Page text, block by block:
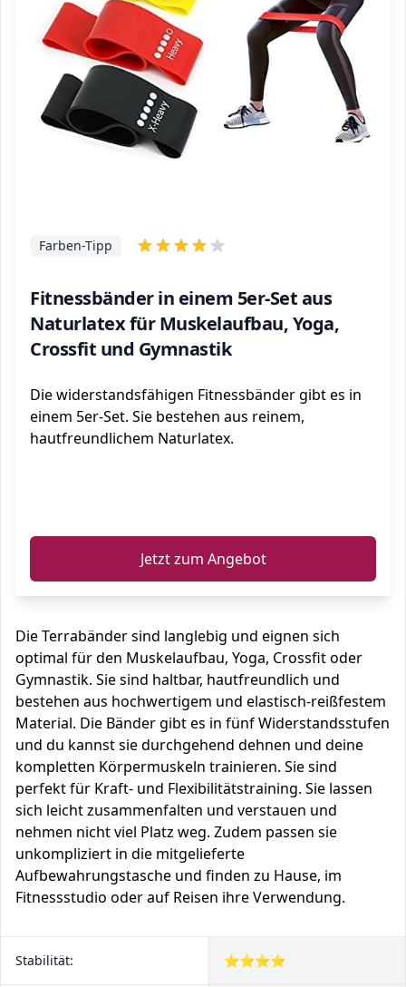
Fitnessbänder in einem 5er-Set aus
Naturlatex für Muskelaufbau, Yoga,
Crossfit und Gymnastik
Farben-Tipp
Die widerstandsfähigen Fitnessbänder gibt es in
einem 5er-Set. Sie bestehen aus reinem,
hautfreundlichem Naturlatex.
Jetzt zum Angebot
Die Terrabänder sind langlebig und eignen sich
optimal für den Muskelaufbau, Yoga, Crossfit oder
Gymnastik. Sie sind haltbar, hautfreundlich und
bestehen aus hochwertigem und elastisch-reißfestem
Material. Die Bänder gibt es in fünf Widerstandsstufen
und du kannst sie durchgehend dehnen und deine
kompletten Körpermuskeln trainieren. Sie sind
perfekt für Kraft- und Flexibilitätstraining. Sie lassen
sich leicht zusammenfalten und verstauen und
nehmen nicht viel Platz weg. Zudem passen sie
unkompliziert in die mitgelieferte
Aufbewahrungstasche und finden zu Hause, im
Fitnessstudio oder auf Reisen ihre Verwendung.
Stabilität: ⭐⭐⭐⭐